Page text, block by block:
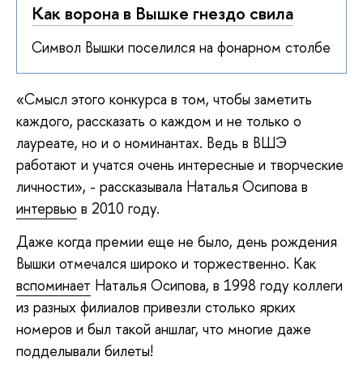
Как ворона в Вышке гнездо свила
Cимвол Вышки поселился на фонарном столбе
«Смысл этого конкурса в том, чтобы заметить
каждого, рассказать о каждом и не только о
лауреате, но и о номинантах. Ведь в ВШЭ
работают и учатся очень интересные и творческие
личности», - рассказывала Наталья Осипова в
интервью в 2010 году.
Даже когда премии еще не было, день рождения
Вышки отмечался широко и торжественно. Как
вспоминает Наталья Осипова, в 1998 году коллеги
из разных филиалов привезли столько ярких
номеров и был такой аншлаг, что многие даже
подделывали билеты!